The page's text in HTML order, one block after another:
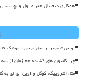
همکاری دیجیتال همراه اول و
اولین تصویر از محل برخورد موشک
چرا کامیون های کشنده هم زمان از
متا، آنتروپیک، گوگل و اوپن ای آی